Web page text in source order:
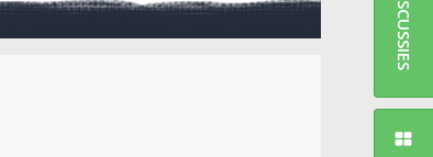
DISCUSSIES